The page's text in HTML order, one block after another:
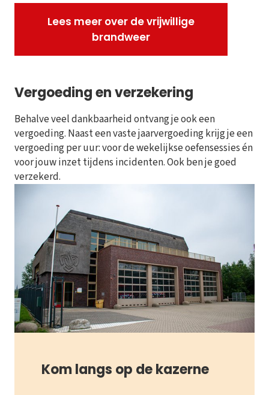
Lees meer over de vrijwillige
brandweer
Vergoeding en verzekering
Behalve veel dankbaarheid ontvang je ook een
vergoeding. Naast een vaste jaarvergoeding krijg je een
vergoeding per uur: voor de wekelijkse oefensessies én
voor jouw inzet tijdens incidenten. Ook ben je goed
verzekerd.
Kom langs op de kazerne